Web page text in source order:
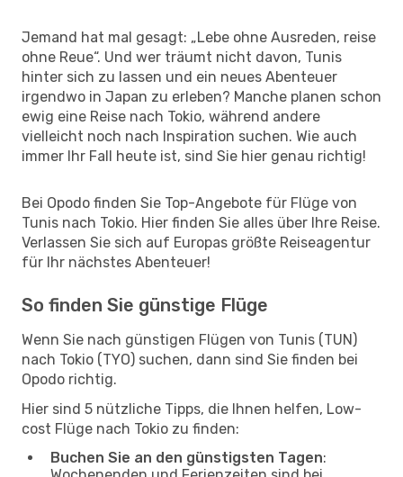
Jemand hat mal gesagt: „Lebe ohne Ausreden, reise
ohne Reue“. Und wer träumt nicht davon, Tunis
hinter sich zu lassen und ein neues Abenteuer
irgendwo in Japan zu erleben? Manche planen schon
ewig eine Reise nach Tokio, während andere
vielleicht noch nach Inspiration suchen. Wie auch
immer Ihr Fall heute ist, sind Sie hier genau richtig!
Bei Opodo finden Sie Top-Angebote für Flüge von
Tunis nach Tokio. Hier finden Sie alles über Ihre Reise.
Verlassen Sie sich auf Europas größte Reiseagentur
für Ihr nächstes Abenteuer!
So finden Sie günstige Flüge
Wenn Sie nach günstigen Flügen von Tunis (TUN)
nach Tokio (TYO) suchen, dann sind Sie finden bei
Opodo richtig.
Hier sind 5 nützliche Tipps, die Ihnen helfen, Low-
cost Flüge nach Tokio zu finden:
Buchen Sie an den günstigsten Tagen: